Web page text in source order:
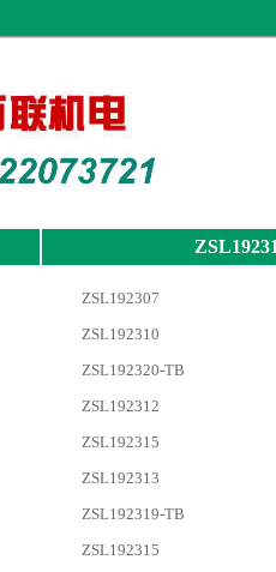
ZSL192307
ZSL192310
ZSL192320-TB
ZSL192312
ZSL192315
ZSL192313
ZSL192319-TB
ZSL192315